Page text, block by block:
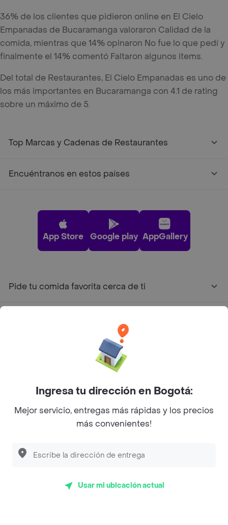
36% de los clientes que pidieron online en El Cielo
Empanadas de Bucaramanga valoraron Calidad de la
comida, mientras que 14% opinaron No fue lo que pedí y
finalmente el 14% comentó Faltaron algunos items.
Del total de Restaurantes, El Cielo Empanadas es uno de
los más importantes en Bucaramanga con 4.1 de rating
sobre un máximo de 5.
Top Marcas y Cadenas de Restaurantes
Encuéntranos en estos países
App Store Google play AppGallery
Pide tu comida favorita cerca de ti
Facebook
Twitter
Instagram
Rappi S.A.S. --- NIT 900.843.898-9 --- Calle 63 # 16A-02
Ingresa tu dirección en Bogotá:
Mejor servicio, entregas más rápidas y los precios
más convenientes!
Usar mi ubicación actual